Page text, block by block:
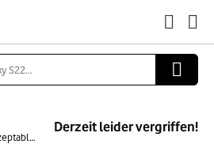
256GB | Blau | Mono sim | Akzeptabler Zustand
Derzeit leider vergriffen!